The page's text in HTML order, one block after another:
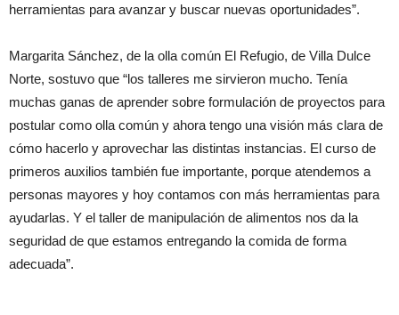
herramientas para avanzar y buscar nuevas oportunidades”.
Margarita Sánchez, de la olla común El Refugio, de Villa Dulce
Norte, sostuvo que “los talleres me sirvieron mucho. Tenía
muchas ganas de aprender sobre formulación de proyectos para
postular como olla común y ahora tengo una visión más clara de
cómo hacerlo y aprovechar las distintas instancias. El curso de
primeros auxilios también fue importante, porque atendemos a
personas mayores y hoy contamos con más herramientas para
ayudarlas. Y el taller de manipulación de alimentos nos da la
seguridad de que estamos entregando la comida de forma
adecuada”.